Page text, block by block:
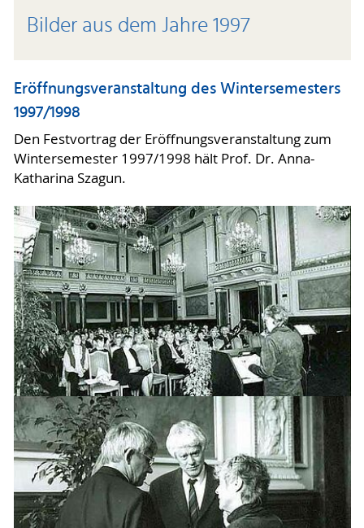
Bilder aus dem Jahre 1997
Eröffnungsveranstaltung des Wintersemesters
1997/1998
Den Festvortrag der Eröffnungsveranstaltung zum
Wintersemester 1997/1998 hält Prof. Dr. Anna-
Katharina Szagun.